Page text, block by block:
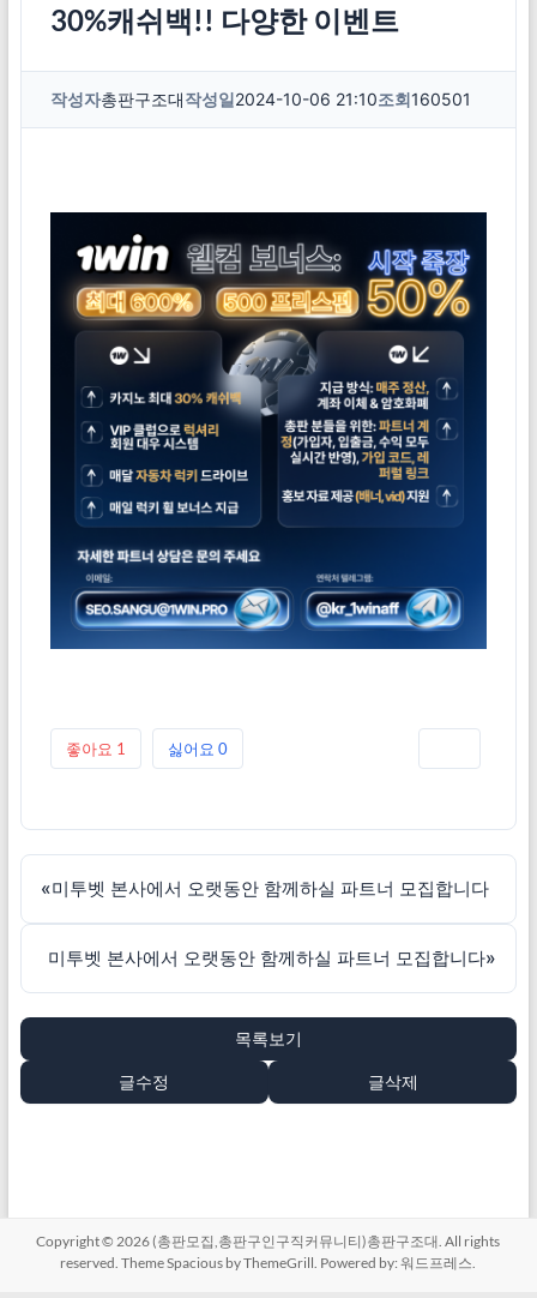
30%캐쉬백!! 다양한 이벤트
작성자총판구조대작성일2024-10-06 21:10조회160501
좋아요 1 싫어요 0
«미투벳 본사에서 오랫동안 함께하실 파트너 모집합니다
미투벳 본사에서 오랫동안 함께하실 파트너 모집합니다»
목록보기
글수정 글삭제
Copyright © 2026(총판모집,총판구인구직커뮤니티)총판구조대. All rights
reserved. ThemeSpacious by ThemeGrill. Powered by:워드프레스.